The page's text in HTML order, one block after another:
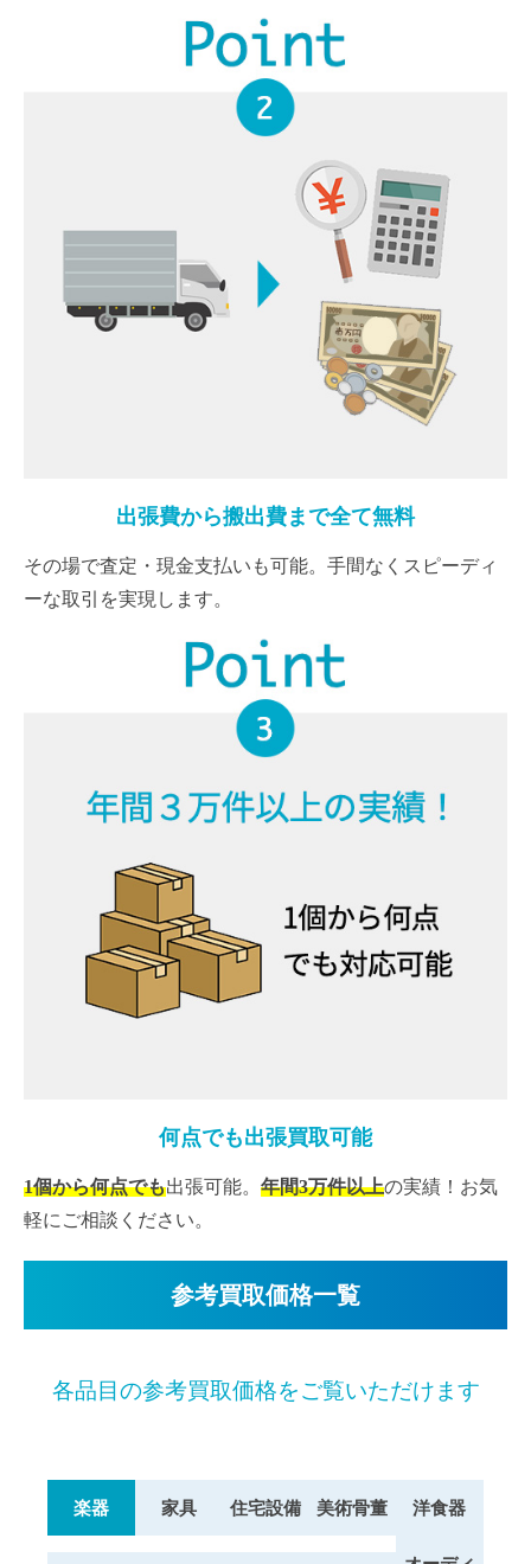
出張費から搬出費まで全て無料
その場で査定・現金支払いも可能。手間なくスピーディ
ーな取引を実現します。
何点でも出張買取可能
1個から何点でも出張可能。 年間3万件以上の実績！お気
軽にご相談ください。
参考買取価格一覧
各品目の参考買取価格をご覧いただけます
楽器 家具 住宅設備 美術骨董 洋食器